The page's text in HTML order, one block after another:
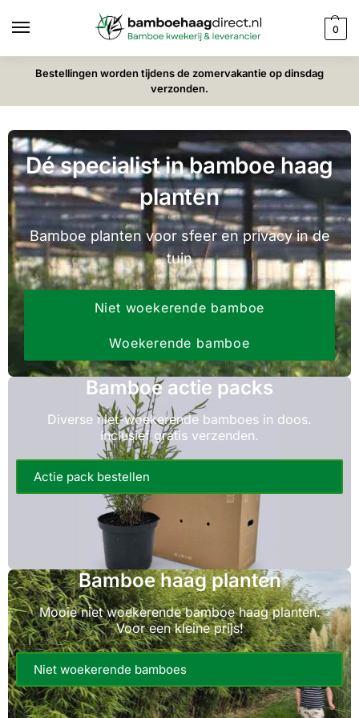
0
Bestellingen worden tijdens de zomervakantie op dinsdag
verzonden.
Dé specialist in bamboe haag
planten
Bamboe planten voor sfeer en privacy in de
tuin
Niet woekerende bamboe
Woekerende bamboe
Bamboe actie packs
Diverse niet-woekerende bamboes in doos.
Inclusief gratis verzenden.
Actie pack bestellen
Bamboe haag planten
Mooie niet woekerende bamboe haag planten.
Voor een kleine prijs!
Niet woekerende bamboes